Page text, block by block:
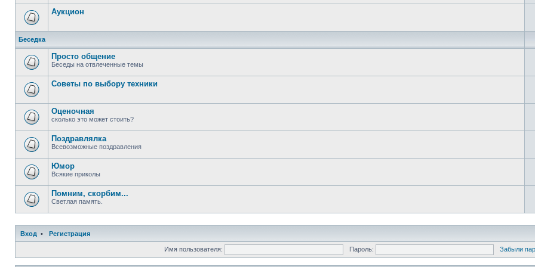
Аукцион
Беседка
Просто общение
Беседы на отвлеченные темы
Советы по выбору техники
Оценочная
сколько это может стоить?
Поздравлялка
Всевозможные поздравления
Юмор
Всякие приколы
Помним, скорбим...
Светлая память.
Вход • Регистрация
Имя пользователя: Пароль: Забыли